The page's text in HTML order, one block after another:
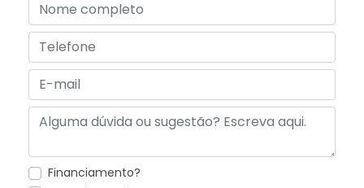
Financiamento?